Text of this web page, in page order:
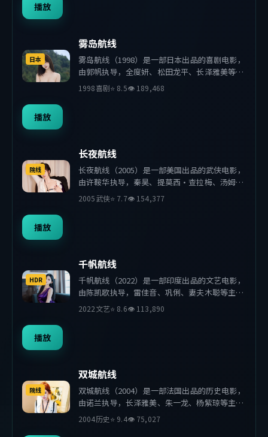
播放
日本
雾岛航线
雾岛航线（1998）是一部日本出品的喜剧电影，
由郭帆执导，全度妍、松田龙平、长泽雅美等主
演。影片在叙事与视听上力求突破，探讨人性与
抉择，节奏张弛有度，适合喜欢该类型的观众完
1998喜剧⭐ 8.5👁 189,468
播放
院线
长夜航线
长夜航线（2005）是一部美国出品的武侠电影，
由许鞍华执导，秦昊、提莫西·查拉梅、汤姆·
哈迪等主演。影片在叙事与视听上力求突破，探
讨人性与抉择，节奏张弛有度，适合喜欢该类型
2005武侠⭐ 7.7👁 154,377
播放
HDR
千帆航线
千帆航线（2022）是一部印度出品的文艺电影，
由陈凯歌执导，雷佳音、巩俐、妻夫木聪等主
演。影片在叙事与视听上力求突破，探讨人性与
抉择，节奏张弛有度，适合喜欢该类型的观众完
2022文艺⭐ 8.6👁 113,890
播放
院线
双城航线
双城航线（2004）是一部法国出品的历史电影，
由诺兰执导，长泽雅美、朱一龙、杨紫琼等主
演。影片在叙事与视听上力求突破，探讨人性与
抉择，节奏张弛有度，适合喜欢该类型的观众完
2004历史⭐ 9.4👁 75,027